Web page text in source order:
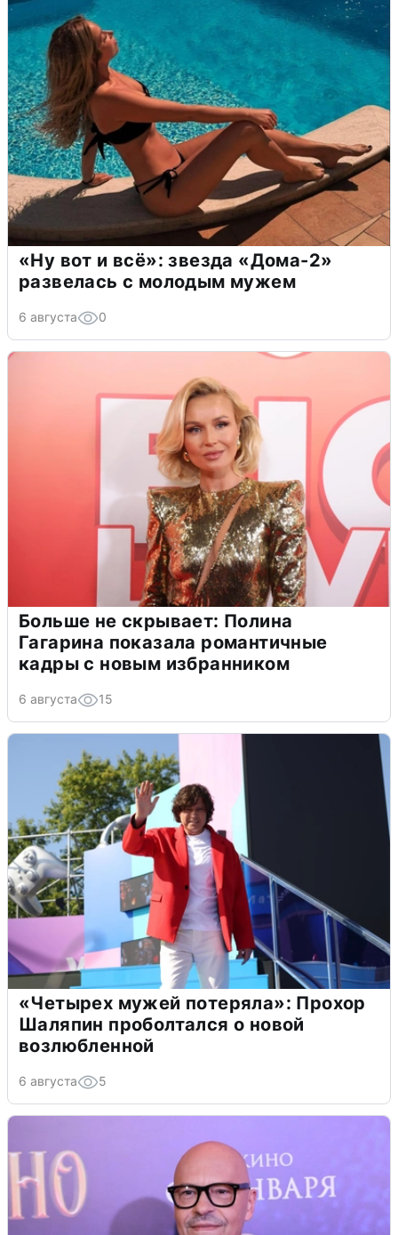
«Ну вот и всё»: звезда «Дома-2»
развелась с молодым мужем
6 августа 0
Больше не скрывает: Полина
Гагарина показала романтичные
кадры с новым избранником
6 августа 15
«Четырех мужей потеряла»: Прохор
Шаляпин проболтался о новой
возлюбленной
6 августа 5